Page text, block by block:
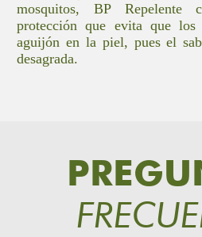
mosquitos, BP Repelente
protección que evita que los
aguijón en la piel, pues el
desagrada.